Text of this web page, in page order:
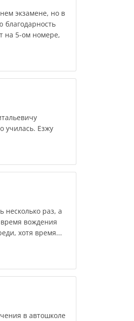
экзамене, но в
благодарность
на 5-ом номере,
училась. Езжу
несколько раз, а
вождения
хотя время...
в автошколе